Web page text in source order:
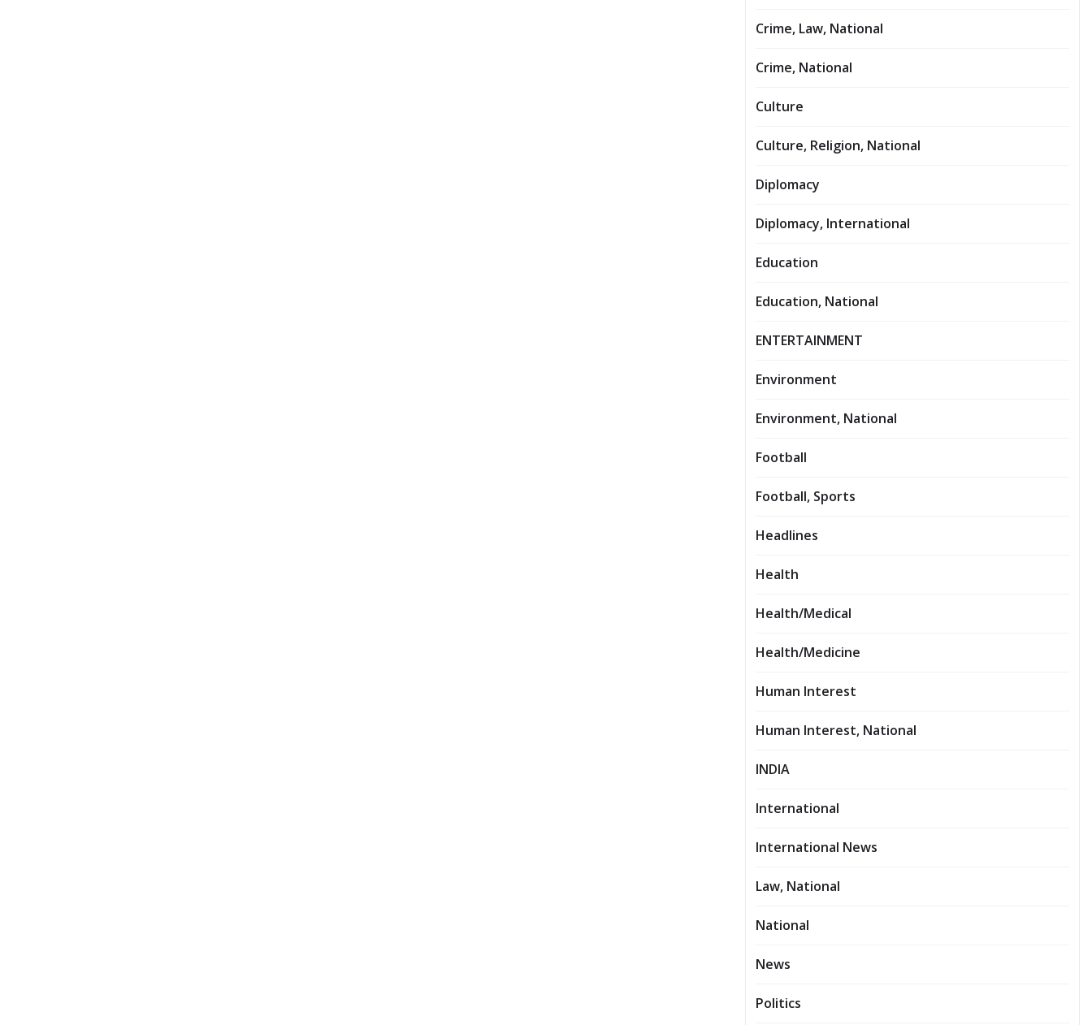
Crime, Law, National
Crime, National
Culture
Culture, Religion, National
Diplomacy
Diplomacy, International
Education
Education, National
ENTERTAINMENT
Environment
Environment, National
Football
Football, Sports
Headlines
Health
Health/Medical
Health/Medicine
Human Interest
Human Interest, National
INDIA
International
International News
Law, National
National
News
Politics